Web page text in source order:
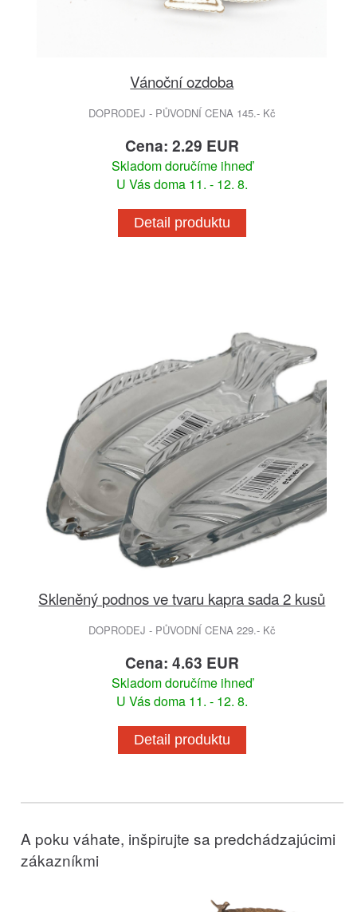
Vánoční ozdoba
DOPRODEJ - PŮVODNÍ CENA 145.- Kč
Cena: 2.29 EUR
Skladom doručíme ihneď
U Vás doma 11. - 12. 8.
Detail produktu
Skleněný podnos ve tvaru kapra sada 2 kusů
DOPRODEJ - PŮVODNÍ CENA 229.- Kč
Cena: 4.63 EUR
Skladom doručíme ihneď
U Vás doma 11. - 12. 8.
Detail produktu
A poku váhate, inšpirujte sa predchádzajúcimi
zákazníkmi